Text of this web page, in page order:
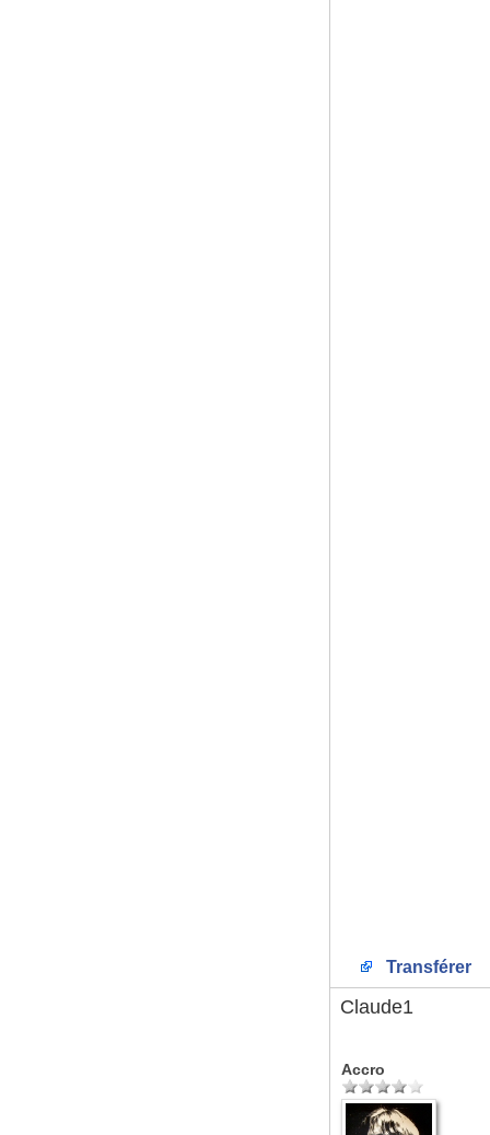
Transférer
Claude1
Accro